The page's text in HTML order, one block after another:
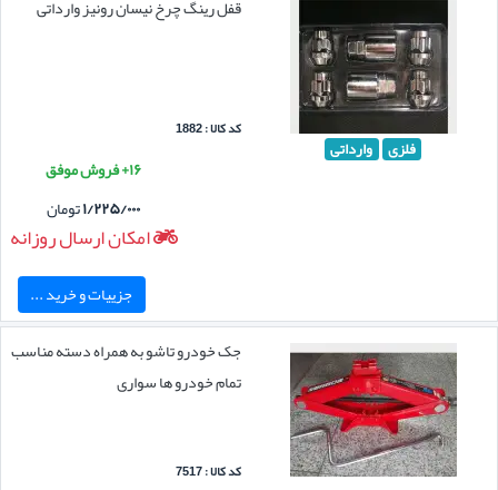
فلزی وارداتی
قفل رینگ چرخ نیسان رونیز وارداتی
کد کالا : 1882
۱۶+ فروش موفق
۱/۲۲۵/۰۰۰تومان
امکان ارسال روزانه
جزییات و خرید ...
جک خودرو تاشو به همراه دسته مناسب
تمام خودرو ها سواری
کد کالا : 7517